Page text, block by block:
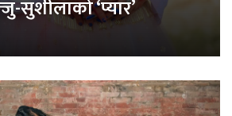
सुशीलाको ‘प्यार’